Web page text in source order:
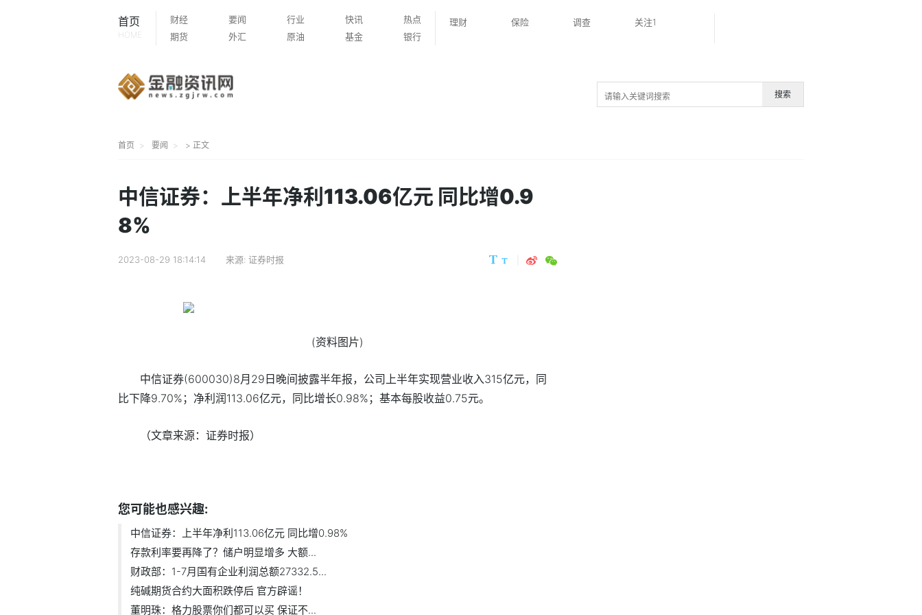
首页
HOME
财经 要闻 行业 快讯
热点
期货
外汇 原油 基金 银行
理财 保险 调查 关注1
搜索
首页 要闻 > 正文
中信证券：上半年净利113.06亿元 同比增0.9
8%
2023-08-29 18:14:14 来源: 证券时报
(资料图片)
中信证券(600030)8月29日晚间披露半年报，公司上半年实现营业收入315亿元，同
比下降9.70%；净利润113.06亿元，同比增长0.98%；基本每股收益0.75元。
（文章来源：证券时报）
您可能也感兴趣:
中信证券：上半年净利113.06亿元 同比增0.98%
存款利率要再降了？储户明显增多 大额...
财政部：1-7月国有企业利润总额27332.5...
纯碱期货合约大面积跌停后 官方辟谣！
董明珠：格力股票你们都可以买 保证不...